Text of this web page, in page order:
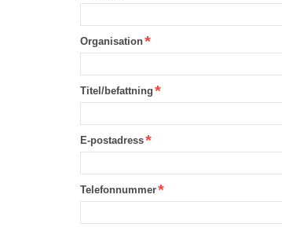
Organisation
Titel/befattning
E-postadress
Telefonnummer